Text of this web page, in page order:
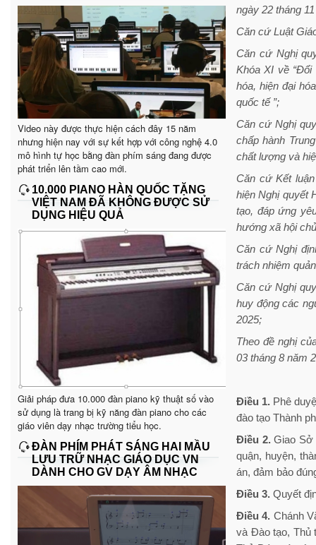
Video này được thực hiện cách đây 15 năm
nhưng hiện nay với sự kết hợp với công nghệ 4.0
mô hình tự học bằng đàn phím sáng đang được
phát triển lên tầm cao mới.
10.000 PIANO HÀN QUỐC TẶNG
VIỆT NAM ĐÃ KHÔNG ĐƯỢC SỬ
DỤNG HIỆU QUẢ
Giải pháp đưa 10.000 đàn piano kỹ thuật số vào
sử dụng là trang bị kỹ năng đàn piano cho các
giáo viên dạy nhạc trường tiểu học.
ĐÀN PHÍM PHÁT SÁNG HAI MẦU
LƯU TRỮ NHẠC GIÁO DỤC VN
DÀNH CHO GV DẠY ÂM NHẠC
ngày 22 tháng
Căn cứ Luật
Căn cứ Nghị
Khóa XI về
hóa, hiện đại
quốc tế ”;
Căn cứ Nghị
chấp hành
chất lượng và
Căn cứ Kết
hiện Nghị quyết
tạo, đáp ứng
hướng xã hội
Căn cứ Nghị
trách nhiệm
Căn cứ Nghị
huy động các
2025;
Theo đề nghị
03 tháng 8 năm
Điều 1. Phê
đào tạo Thành
Điều 2. Giao Sở
quận, huyện,
án, đảm bảo
Điều 3. Quyết
Điều 4. Chánh
và Đào tạo, Thủ